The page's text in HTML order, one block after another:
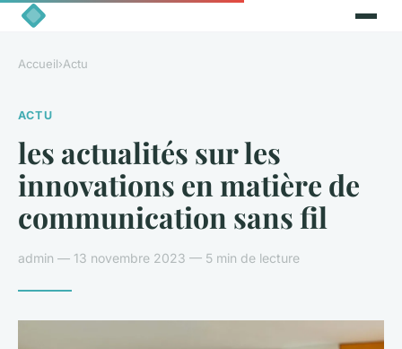
Accueil›Actu
ACTU
les actualités sur les
innovations en matière de
communication sans fil
admin — 13 novembre 2023 — 5 min de lecture